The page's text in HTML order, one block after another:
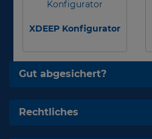
XDEEP Konfigurator
Gut abgesichert?
Rechtliches